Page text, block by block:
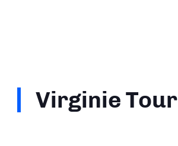
Virginie